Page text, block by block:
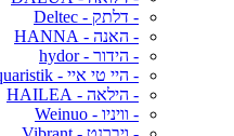
- דלתק - Deltec
- האנה - HANNA
- הידור - hydor
- היי טי איי - ATI aquaristik
- הילאה - HAILEA
- וויניו - Weinuo